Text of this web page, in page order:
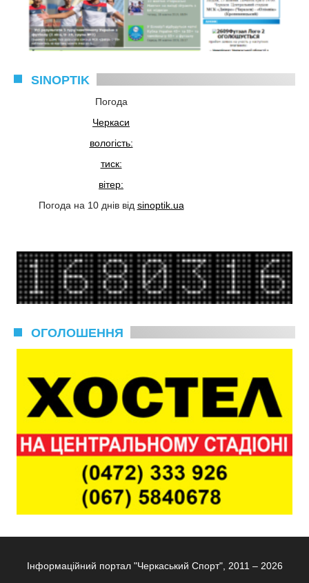
SINOPTIK
Погода
Черкаси
вологість:
тиск:
вітер:
Погода на 10 днів від sinoptik.ua
ОГОЛОШЕННЯ
Інформаційний портал "Черкаський Спорт", 2011 – 2026